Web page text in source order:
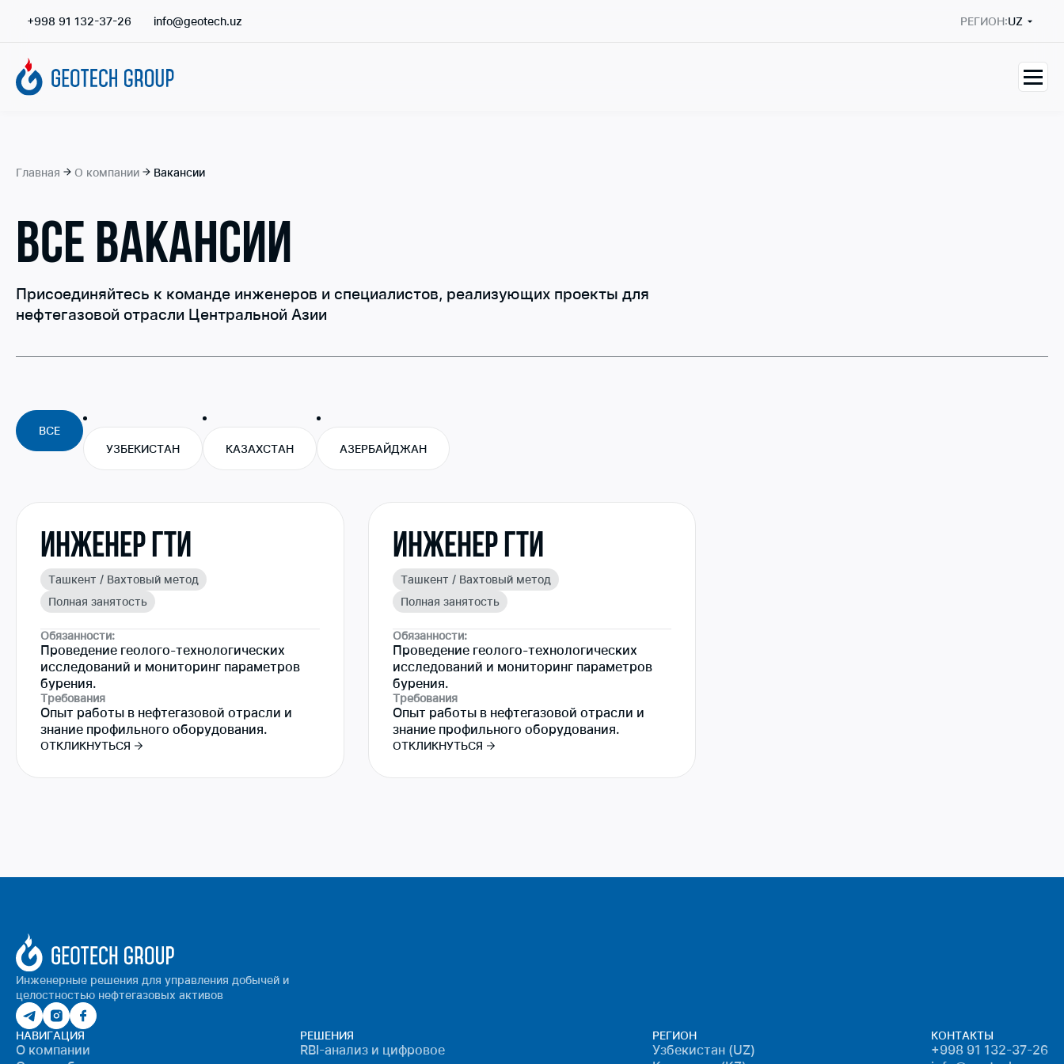
+998 91 132-37-26 info@geotech.uz РЕГИОН:UZ
Главная О компании Вакансии
ВСЕ ВАКАНСИИ
Присоединяйтесь к команде инженеров и специалистов, реализующих проекты для
нефтегазовой отрасли Центральной Азии
ВСЕ
УЗБЕКИСТАН
КАЗАХСТАН АЗЕРБАЙДЖАН
Инженер ГТИ
Ташкент / Вахтовый метод
Полная занятость
Обязанности:
Проведение геолого-технологических
исследований и мониторинг параметров
бурения.
Требования
Опыт работы в нефтегазовой отрасли и
знание профильного оборудования.
ОТКЛИКНУТЬСЯ
Инженер ГТИ
Ташкент / Вахтовый метод
Полная занятость
Обязанности:
Проведение геолого-технологических
исследований и мониторинг параметров
бурения.
Требования
Опыт работы в нефтегазовой отрасли и
знание профильного оборудования.
ОТКЛИКНУТЬСЯ
Инженерные решения для управления добычей и
целостностью нефтегазовых активов
НАВИГАЦИЯ
О компании
РЕШЕНИЯ
RBI-анализ и цифровое
РЕГИОН
Узбекистан (UZ)
КОНТАКТЫ
+998 91 132-37-26